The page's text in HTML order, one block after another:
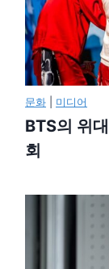
문화 미디어
BTS의 위
회